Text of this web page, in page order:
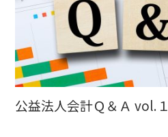
公益法人会計Ｑ＆Ａ vol.１